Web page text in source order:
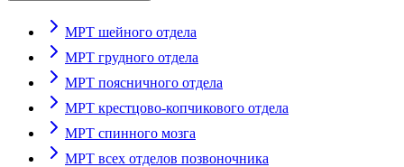
МРТ шейного отдела
МРТ грудного отдела
МРТ поясничного отдела
МРТ крестцово-копчикового отдела
МРТ спинного мозга
МРТ всех отделов позвоночника